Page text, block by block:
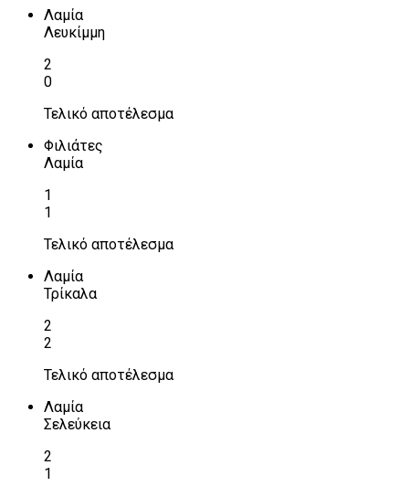
Λαμία
Λευκίμμη
2
0
Τελικό αποτέλεσμα
Φιλιάτες
Λαμία
1
1
Τελικό αποτέλεσμα
Λαμία
Τρίκαλα
2
2
Τελικό αποτέλεσμα
Λαμία
Σελεύκεια
2
1